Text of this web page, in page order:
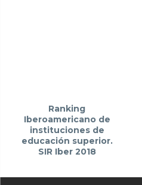
Ranking
Iberoamericano de
instituciones de
educación superior.
SIR Iber 2018